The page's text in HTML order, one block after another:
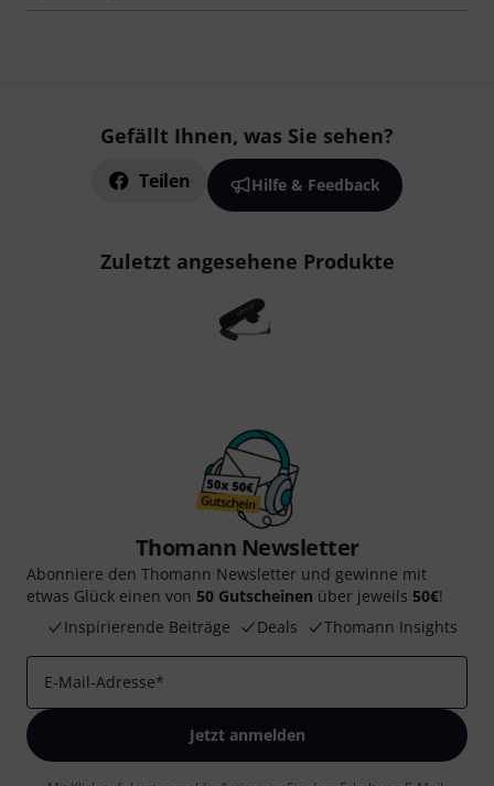
Gefällt Ihnen, was Sie sehen?
Teilen Hilfe & Feedback
Zuletzt angesehene Produkte
Thomann Newsletter
Abonniere den Thomann Newsletter und gewinne mit
etwas Glück einen von 50 Gutscheinen über jeweils 50€!
Inspirierende Beiträge
Deals Thomann Insights
E-Mail-Adresse*
Jetzt anmelden